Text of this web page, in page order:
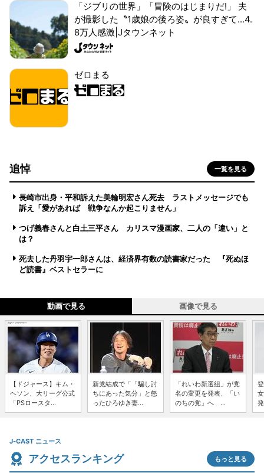
「ジブリの世界」「冒険のはじまりだ!」 夫
が撮影した〝1歳娘の後ろ姿〟が良すぎて...4.
8万人感激|Jタウンネット
ゼロまる
追悼 一覧を見る
長崎市出身・平和訴えた美輪明宏さん死去 ラストメッセージでも
訴え「愛があれば 戦争なんか起こりません」
つげ義春さんと白土三平さん カリスマ漫画家、二人の「違い」と
は？
死去した丹羽宇一郎さんは、経済界有数の読書家だった 『死ぬほ
ど読書』ベストセラーに
動画で見る 画像で見る
【ドジャース】キム・
ヘソン、大リーグ公式
「PSロースタ...
新党結成で「「騙し討
ちにあった気分」と怒
ったひろゆき妻...
「れいわ新選組」が党
名の変更を発表、「い
のちの党」へ ...
J-CAST ニュース
アクセスランキング もっと見る